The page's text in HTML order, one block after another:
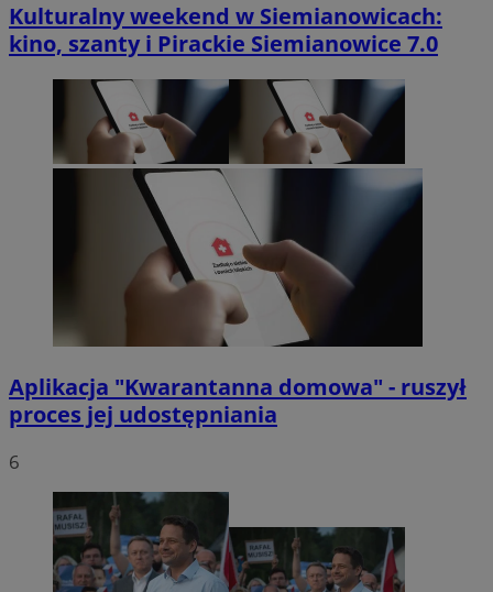
Kulturalny weekend w Siemianowicach:
kino, szanty i Pirackie Siemianowice 7.0
Aplikacja "Kwarantanna domowa" - ruszył
proces jej udostępniania
6